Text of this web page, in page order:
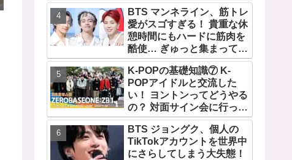
るその人物は大よろこび！
まさに「成功したファン」
だと話題沸騰
BTS マンネライン、筋トレ
愛がスゴすぎる！ 貴重な休
憩時間にもハードに筋肉を
酷使… ぎゅっと集まってお
互いの体に負荷をかけあう
３人のトレーニング風景が
かわいすぎるとファンくぎ
づけ
K-POPの基礎知識⑦ K-
POPアイドルと交流した
い！ ヨントンってどうやる
の？ 対面サイン会に行って
みたい！ ショケ、お見送り
会、握手会・・・リリース
イベントあれこれを紹介
BTS ジョングク、個人の
TikTokアカウントを世界中
にさらしてしまう大失態！